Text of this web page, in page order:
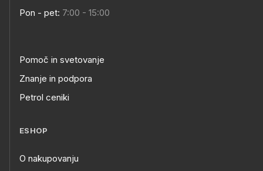
Pon - pet: 7:00 - 15:00
Pomoč in svetovanje
Znanje in podpora
Petrol ceniki
ESHOP
O nakupovanju